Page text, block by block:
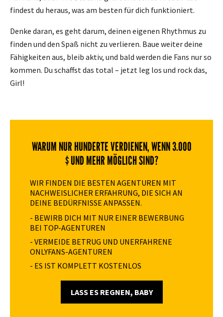
findest du heraus, was am besten für dich funktioniert.
Denke daran, es geht darum, deinen eigenen Rhythmus zu
finden und den Spaß nicht zu verlieren. Baue weiter deine
Fähigkeiten aus, bleib aktiv, und bald werden die Fans nur so
kommen. Du schaffst das total – jetzt leg los und rock das,
Girl!
WARUM NUR HUNDERTE VERDIENEN, WENN 3.000
$ UND MEHR MÖGLICH SIND?
WIR FINDEN DIE BESTEN AGENTUREN MIT
NACHWEISLICHER ERFAHRUNG, DIE SICH AN
DEINE BEDÜRFNISSE ANPASSEN.
- BEWIRB DICH MIT NUR EINER BEWERBUNG
BEI TOP-AGENTUREN
- VERMEIDE BETRUG UND UNERFAHRENE
ONLYFANS-AGENTUREN
- ES IST KOMPLETT KOSTENLOS
LASS ES REGNEN, BABY